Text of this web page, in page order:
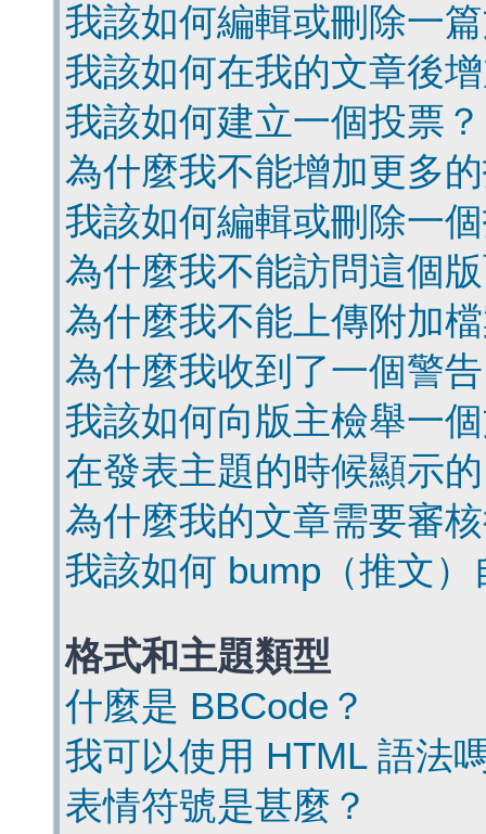
我該如何編輯或刪除一
我該如何在我的文章後
我該如何建立一個投票？
為什麼我不能增加更多
我該如何編輯或刪除一
為什麼我不能訪問這個
為什麼我不能上傳附加
為什麼我收到了一個警
我該如何向版主檢舉一
在發表主題的時候顯示
為什麼我的文章需要審
我該如何 bump（推文
格式和主題類型
什麼是 BBCode？
我可以使用 HTML 語法
表情符號是甚麼？